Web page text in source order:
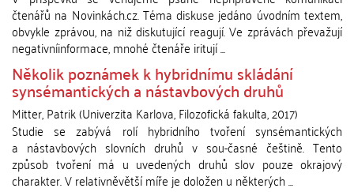
čtenářů na Novinkách.cz. Téma diskuse jedáno úvodním textem,
obvykle zprávou, na niž diskutující reagují. Ve zprávách převažují
negativníinformace, mnohé čtenáře iritují ...
Několik poznámek k hybridnímu skládání
synsémantických a nástavbových druhů
Mitter, Patrik(Univerzita Karlova, Filozofická fakulta,2017)
Studie se zabývá rolí hybridního tvoření synsémantických
a nástavbových slovních druhů v sou-časné češtině. Tento
způsob tvoření má u uvedených druhů slov pouze okrajový
charakter. V relativněvětší míře je doložen u některých ...